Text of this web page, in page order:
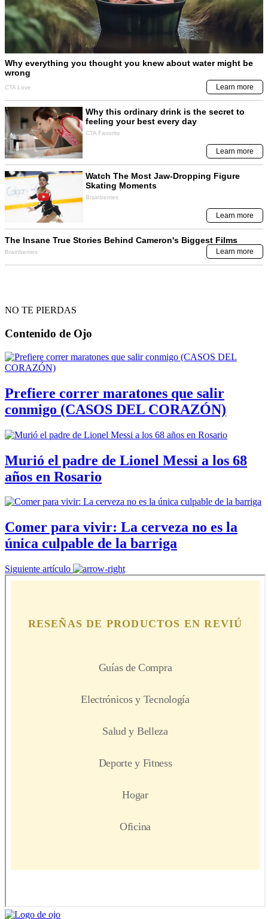
NO TE PIERDAS
Contenido de Ojo
Prefiere correr maratones que salir
conmigo (CASOS DEL CORAZÓN)
Murió el padre de Lionel Messi a los 68
años en Rosario
Comer para vivir: La cerveza no es la
única culpable de la barriga
Siguiente artículo